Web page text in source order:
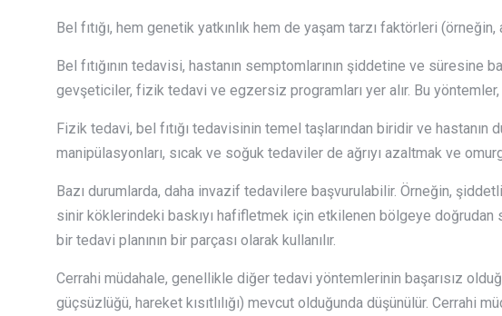
Bel fıtığı, hem genetik yatkınlık hem de yaşam tarzı faktörleri
Bel fıtığının tedavisi, hastanın semptomlarının şiddetine ve
gevşeticiler, fizik tedavi ve egzersiz programları yer alır. Bu yöntemler,
Fizik tedavi, bel fıtığı tedavisinin temel taşlarından biridir ve
manipülasyonları, sıcak ve soğuk tedaviler de ağrıyı azaltmak ve
Bazı durumlarda, daha invazif tedavilere başvurulabilir. Örneğin,
sinir köklerindeki baskıyı hafifletmek için etkilenen bölgeye
bir tedavi planının bir parçası olarak kullanılır.
Cerrahi müdahale, genellikle diğer tedavi yöntemlerinin başarısız
güçsüzlüğü, hareket kısıtlılığı) mevcut olduğunda düşünülür. Cerrahi